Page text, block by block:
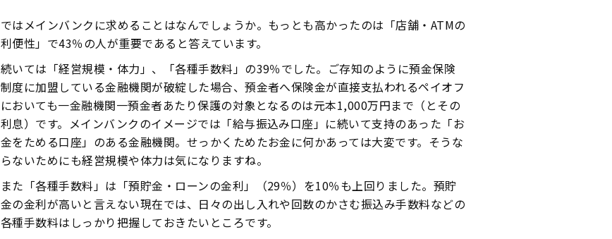
ではメインバンクに求めることはなんでしょうか。もっとも高かったのは「店舗・ATMの
利便性」で43％の人が重要であると答えています。
続いては「経営規模・体力」、「各種手数料」の39％でした。ご存知のように預金保険
制度に加盟している金融機関が破綻した場合、預金者へ保険金が直接支払われるペイオフ
においても一金融機関一預金者あたり保護の対象となるのは元本1,000万円まで（とその
利息）です。メインバンクのイメージでは「給与振込み口座」に続いて支持のあった「お
金をためる口座」のある金融機関。せっかくためたお金に何かあっては大変です。そうな
らないためにも経営規模や体力は気になりますね。
また「各種手数料」は「預貯金・ローンの金利」（29％）を10％も上回りました。預貯
金の金利が高いと言えない現在では、日々の出し入れや回数のかさむ振込み手数料などの
各種手数料はしっかり把握しておきたいところです。